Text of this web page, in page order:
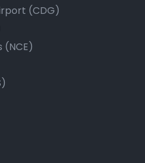
(CDG)
(NCE)